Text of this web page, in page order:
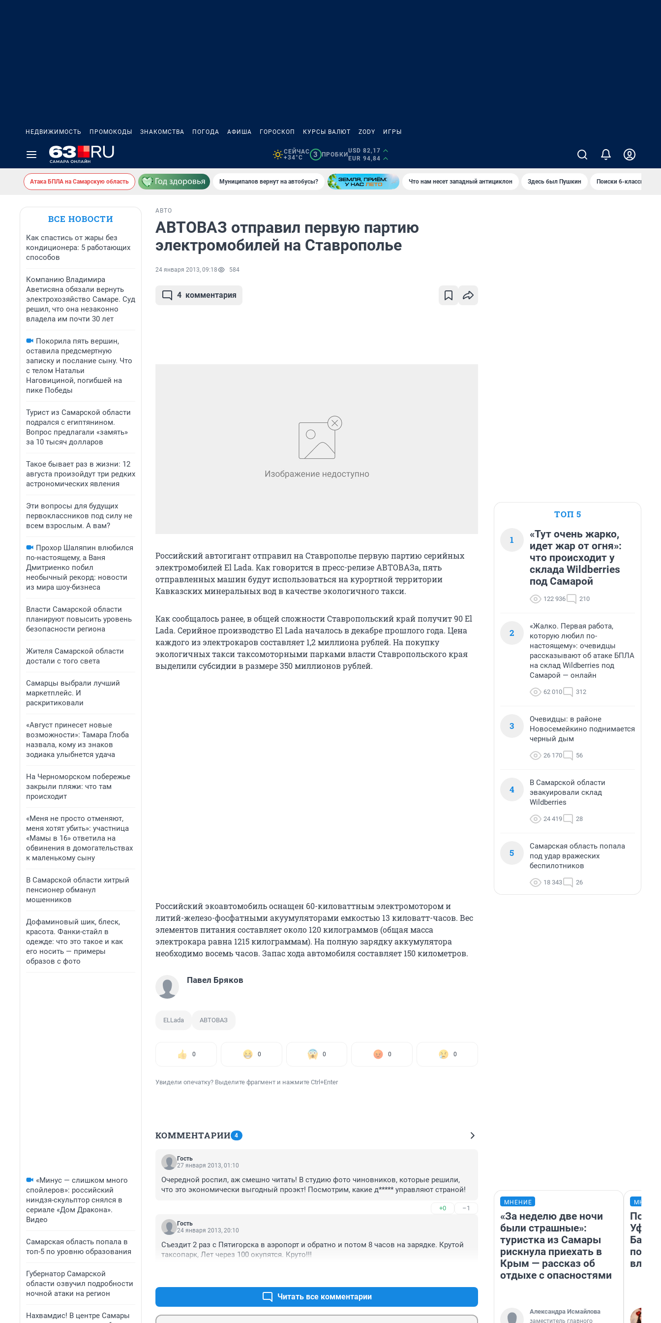
НЕДВИЖИМОСТЬ ПРОМОКОДЫ ЗНАКОМСТВА ПОГОДА АФИША ГОРОСКОП КУРСЫ ВАЛЮТ ZODY ИГРЫ
СЕЙЧАС
+34°C
3 ПРОБКИ
USD 82,17
EUR 94,84
Атака БПЛА на Самарскую область Муниципалов вернут на автобусы? Что нам несет западный антициклон Здесь был Пушкин Поиски 6-классника
ВСЕ НОВОСТИ
Как спастись от жары без
кондиционера: 5 работающих
способов
Компанию Владимира
Аветисяна обязали вернуть
электрохозяйство Самаре. Суд
решил, что она незаконно
владела им почти 30 лет
Покорила пять вершин,
оставила предсмертную
записку и послание сыну. Что
с телом Натальи
Наговициной, погибшей на
пике Победы
Турист из Самарской области
подрался с египтянином.
Вопрос предлагали «замять»
за 10 тысяч долларов
Такое бывает раз в жизни: 12
августа произойдут три редких
астрономических явления
Эти вопросы для будущих
первоклассников под силу не
всем взрослым. А вам?
Прохор Шаляпин влюбился
по-настоящему, а Ваня
Дмитриенко побил
необычный рекорд: новости
из мира шоу-бизнеса
Власти Самарской области
планируют повысить уровень
безопасности региона
Жителя Самарской области
достали с того света
Самарцы выбрали лучший
маркетплейс. И
раскритиковали
«Август принесет новые
возможности»: Тамара Глоба
назвала, кому из знаков
зодиака улыбнется удача
На Черноморском побережье
закрыли пляжи: что там
происходит
«Меня не просто отменяют,
меня хотят убить»: участница
«Мамы в 16» ответила на
обвинения в домогательствах
к маленькому сыну
В Самарской области хитрый
пенсионер обманул
мошенников
Дофаминовый шик, блеск,
красота. Фанки-стайл в
одежде: что это такое и как
его носить — примеры
образов с фото
«Минус — слишком много
спойлеров»: российский
ниндзя-скульптор снялся в
сериале «Дом Дракона».
Видео
Самарская область попала в
топ-5 по уровню образования
Губернатор Самарской
области озвучил подробности
ночной атаки на регион
Нахвамдис! В центре Самары
АВТО
АВТОВАЗ отправил первую партию
электромобилей на Ставрополье
24 января 2013, 09:18 584
4 комментария
Российский автогигант отправил на Ставрополье первую партию серийных
электромобилей El Lada. Как говорится в пресс-релизе АВТОВАЗа, пять
отправленных машин будут использоваться на курортной территории
Кавказских минеральных вод в качестве экологичного такси.
Как сообщалось ранее, в общей сложности Ставропольский край получит 90 El
Lada. Серийное производство El Lada началось в декабре прошлого года. Цена
каждого из электрокаров составляет 1,2 миллиона рублей. На покупку
экологичных такси таксомоторными парками власти Ставропольского края
выделили субсидии в размере 350 миллионов рублей.
Российский экоавтомобиль оснащен 60-киловаттным электромотором и
литий-железо-фосфатными акуумуляторами емкостью 13 киловатт-часов. Вес
элементов питания составляет около 120 килограммов (общая масса
электрокара равна 1215 килограммам). На полную зарядку аккумулятора
необходимо восемь часов. Запас хода автомобиля составляет 150 километров.
Павел Бряков
ELLada АВТОВАЗ
0 0 0 0 0
Увидели опечатку? Выделите фрагмент и нажмите Ctrl+Enter
КОММЕНТАРИИ 4
Гость
27 января 2013, 01:10
Очередной роспил, аж смешно читать! В студию фото чиновников, которые решили,
что это экономически выгодный проэкт! Посмотрим, какие д***** управляют страной!
+0 –1
Гость
24 января 2013, 20:10
Съездит 2 раз с Пятигорска в аэропорт и обратно и потом 8 часов на зарядке. Крутой
таксопарк, Лет через 100 окупятся. Круто!!!
Читать все комментарии
ТОП 5
1
«Тут очень жарко,
идет жар от огня»:
что происходит у
склада Wildberries
под Самарой
122 936 210
2
«Жалко. Первая работа,
которую любил по-
настоящему»: очевидцы
рассказывают об атаке БПЛА
на склад Wildberries под
Самарой — онлайн
62 010 312
3
Очевидцы: в районе
Новосемейкино поднимается
черный дым
26 170 56
4
В Самарской области
эвакуировали склад
Wildberries
24 419 28
5
Самарская область попала
под удар вражеских
беспилотников
18 343 26
МНЕНИЕ
«За неделю две ночи
были страшные»:
туристка из Самары
рискнула приехать в
Крым — рассказ об
отдыхе с опасностями
Александра Исмайлова
заместитель главного
Уфы: